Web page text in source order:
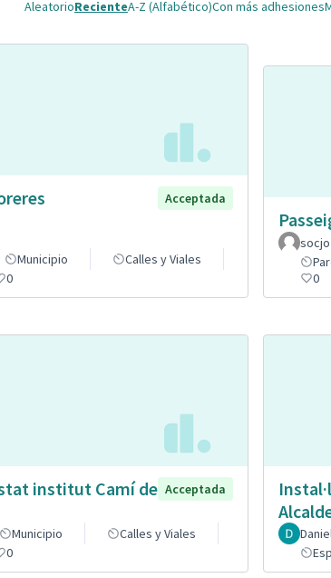
AleatorioRecienteA-Z (Alfabético)Con más adhesiones
Acceptada
Municipio
Calles y Viales
0
socjo
0
institut Camí de Acceptada
Municipio
Calles y Viales
0